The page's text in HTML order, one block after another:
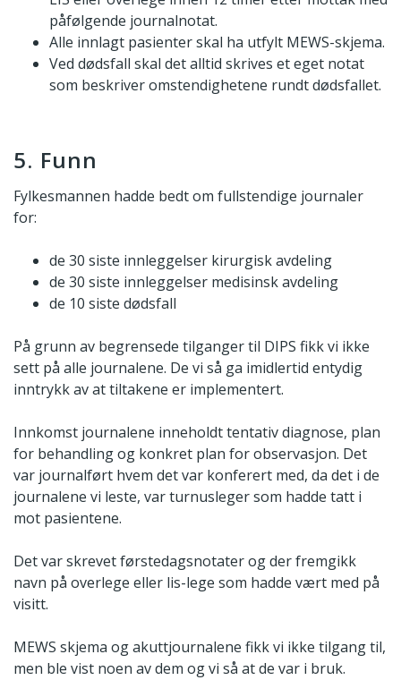
påfølgende journalnotat.
Alle innlagt pasienter skal ha utfylt MEWS-skjema.
Ved dødsfall skal det alltid skrives et eget notat
som beskriver omstendighetene rundt dødsfallet.
5. Funn
Fylkesmannen hadde bedt om fullstendige journaler
for:
de 30 siste innleggelser kirurgisk avdeling
de 30 siste innleggelser medisinsk avdeling
de 10 siste dødsfall
På grunn av begrensede tilganger til DIPS fikk vi ikke
sett på alle journalene. De vi så ga imidlertid entydig
inntrykk av at tiltakene er implementert.
Innkomst journalene inneholdt tentativ diagnose, plan
for behandling og konkret plan for observasjon. Det
var journalført hvem det var konferert med, da det i de
journalene vi leste, var turnusleger som hadde tatt i
mot pasientene.
Det var skrevet førstedagsnotater og der fremgikk
navn på overlege eller lis-lege som hadde vært med på
visitt.
MEWS skjema og akuttjournalene fikk vi ikke tilgang til,
men ble vist noen av dem og vi så at de var i bruk.